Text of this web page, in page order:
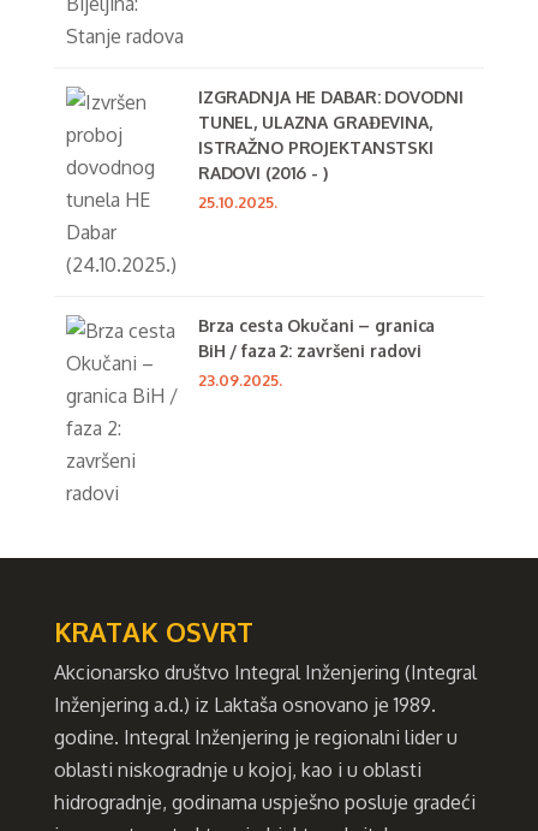
IZGRADNJA HE DABAR: DOVODNI
TUNEL, ULAZNA GRAĐEVINA,
ISTRAŽNO PROJEKTANSTSKI
RADOVI (2016 - )
25.10.2025.
Brza cesta Okučani – granica
BiH / faza 2: završeni radovi
23.09.2025.
KRATAK OSVRT
Akcionarsko društvo Integral Inženjering (Integral
Inženjering a.d.) iz Laktaša osnovano je 1989.
godine. Integral Inženjering je regionalni lider u
oblasti niskogradnje u kojoj, kao i u oblasti
hidrogradnje, godinama uspješno posluje gradeći